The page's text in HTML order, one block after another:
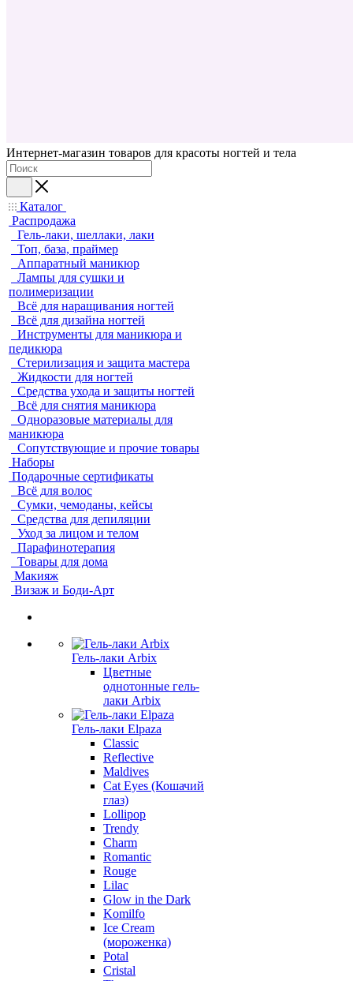
Интернет-магазин товаров для красоты ногтей и тела
Каталог
Распродажа
Гель-лаки, шеллаки, лаки
Топ, база, праймер
Аппаратный маникюр
Лампы для сушки и
полимеризации
Всё для наращивания ногтей
Всё для дизайна ногтей
Инструменты для маникюра и
педикюра
Стерилизация и защита мастера
Жидкости для ногтей
Средства ухода и защиты ногтей
Всё для снятия маникюра
Одноразовые материалы для
маникюра
Сопутствующие и прочие товары
Наборы
Подарочные сертификаты
Всё для волос
Сумки, чемоданы, кейсы
Средства для депиляции
Уход за лицом и телом
Парафинотерапия
Товары для дома
Макияж
Визаж и Боди-Арт
Гель-лаки Arbix
Цветные
однотонные гель-
лаки Arbix
Гель-лаки Elpaza
Classic
Reflective
Maldives
Cat Eyes (Кошачий
глаз)
Lollipop
Trendy
Charm
Romantic
Rouge
Lilac
Glow in the Dark
Komilfo
Ice Cream
(мороженка)
Potal
Cristal